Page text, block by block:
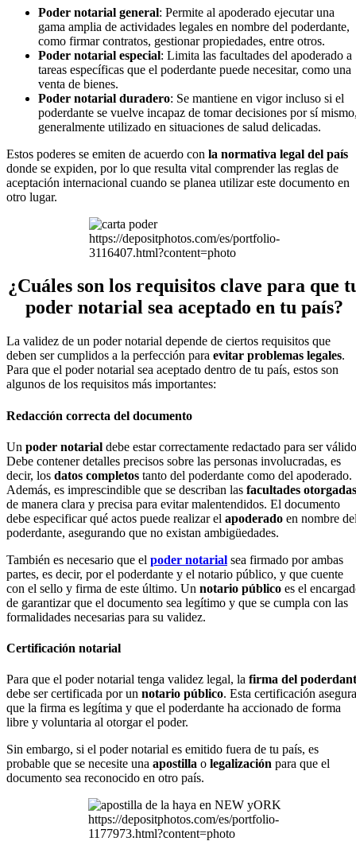
Poder notarial general: Permite al apoderado ejecutar una
gama amplia de actividades legales en nombre del poderdante,
como firmar contratos, gestionar propiedades, entre otros.
Poder notarial especial: Limita las facultades del apoderado a
tareas específicas que el poderdante puede necesitar, como una
venta de bienes.
Poder notarial duradero: Se mantiene en vigor incluso si el
poderdante se vuelve incapaz de tomar decisiones por sí
generalmente utilizado en situaciones de salud delicadas.
Estos poderes se emiten de acuerdo con la normativa legal del país
donde se expiden, por lo que resulta vital comprender las reglas de
aceptación internacional cuando se planea utilizar este documento en
otro lugar.
https://depositphotos.com/es/portfolio-
3116407.html?content=photo
¿Cuáles son los requisitos clave para que
poder notarial sea aceptado en tu país?
La validez de un poder notarial depende de ciertos requisitos que
deben ser cumplidos a la perfección para evitar problemas legales.
Para que el poder notarial sea aceptado dentro de tu país, estos son
algunos de los requisitos más importantes:
Redacción correcta del documento
Un poder notarial debe estar correctamente redactado para ser
Debe contener detalles precisos sobre las personas involucradas, es
decir, los datos completos tanto del poderdante como del apoderado.
Además, es imprescindible que se describan las facultades otorgadas
de manera clara y precisa para evitar malentendidos. El documento
debe especificar qué actos puede realizar el apoderado en nombre
poderdante, asegurando que no existan ambigüedades.
También es necesario que el poder notarial sea firmado por ambas
partes, es decir, por el poderdante y el notario público, y que cuente
con el sello y firma de este último. Un notario público es el
de garantizar que el documento sea legítimo y que se cumpla con las
formalidades necesarias para su validez.
Certificación notarial
Para que el poder notarial tenga validez legal, la firma del
debe ser certificada por un notario público. Esta certificación asegura
que la firma es legítima y que el poderdante ha accionado de forma
libre y voluntaria al otorgar el poder.
Sin embargo, si el poder notarial es emitido fuera de tu país, es
probable que se necesite una apostilla o legalización para que el
documento sea reconocido en otro país.
https://depositphotos.com/es/portfolio-
1177973.html?content=photo